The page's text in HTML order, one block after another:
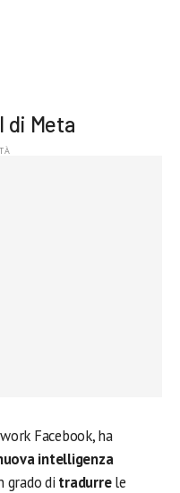
di Meta
Facebook, ha
intelligenza
grado di tradurrele